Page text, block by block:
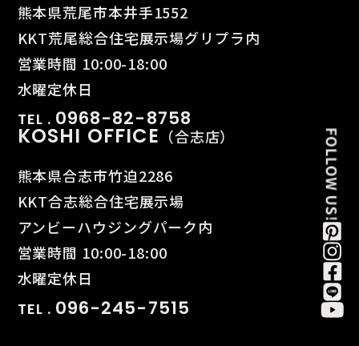
熊本県荒尾市本井手1552
KKT荒尾総合住宅展示場グリプラ内
営業時間 10:00-18:00
水曜定休日
TEL . 0968-82-8758
KOSHI OFFICE （合志店）
熊本県合志市竹迫2286
KKT合志総合住宅展示場
アンビーハウジングパーク内
営業時間 10:00-18:00
水曜定休日
TEL . 096-245-7515